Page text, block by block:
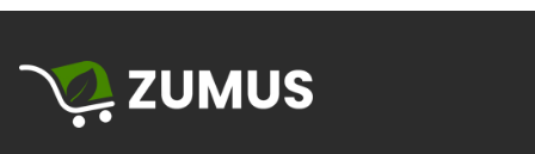
Кислотостойкая
(аспергилопепсин)
(50 SAPU)
10 мг *
Папаин из плодов